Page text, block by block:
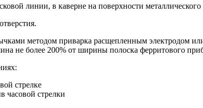
линии, в каверне на поверхности
методом приварка расщепленным электродом
не более 200% от ширины полоска ферритового
стрелке
стрелки